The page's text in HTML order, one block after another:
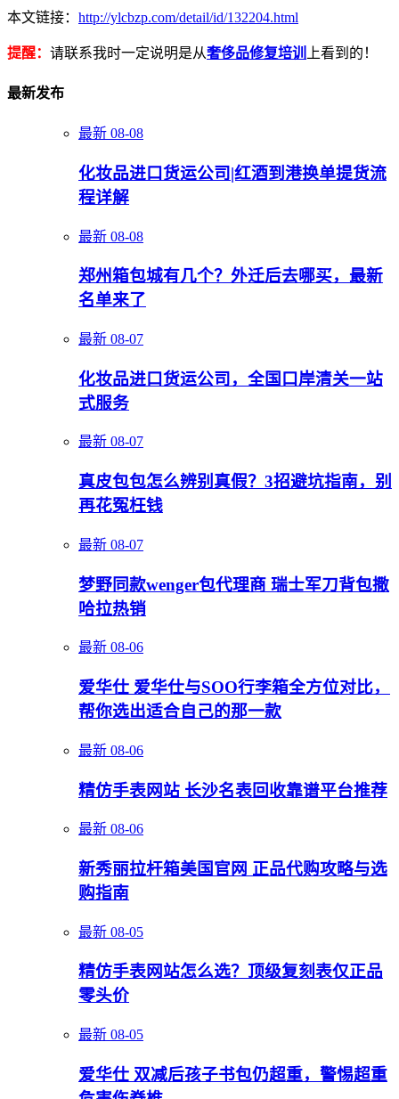
本文链接： http://ylcbzp.com/detail/id/132204.html
提醒： 请联系我时一定说明是从奢侈品修复培训 上看到的！
最新发布
最新 08-08
化妆品进口货运公司|红酒到港换单提货流
程详解
最新 08-08
郑州箱包城有几个？外迁后去哪买，最新
名单来了
最新 08-07
化妆品进口货运公司，全国口岸清关一站
式服务
最新 08-07
真皮包包怎么辨别真假？3招避坑指南，别
再花冤枉钱
最新 08-07
梦野同款wenger包代理商 瑞士军刀背包撒
哈拉热销
最新 08-06
爱华仕 爱华仕与SOO行李箱全方位对比，
帮你选出适合自己的那一款
最新 08-06
精仿手表网站 长沙名表回收靠谱平台推荐
最新 08-06
新秀丽拉杆箱美国官网 正品代购攻略与选
购指南
最新 08-05
精仿手表网站怎么选？顶级复刻表仅正品
零头价
最新 08-05
爱华仕 双减后孩子书包仍超重，警惕超重